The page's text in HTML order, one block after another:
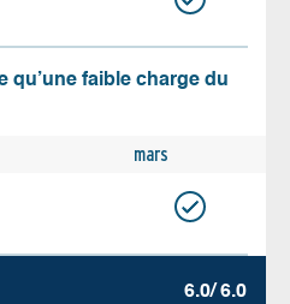
qu’une faible charge du
mars
6.0/ 6.0